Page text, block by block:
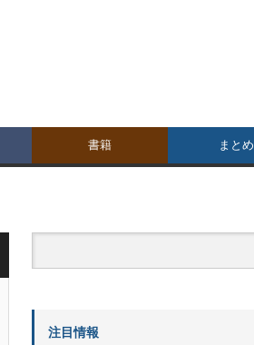
書籍 まとめ
注目情報